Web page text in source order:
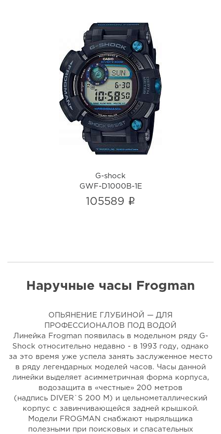
G-shock
GWF-D1000B-1E
i
G-shock
GWF-D1000B-1E
105589 i
Наручные часы Frogman
ОПЬЯНЕНИЕ ГЛУБИНОЙ — ДЛЯ
ПРОФЕССИОНАЛОВ ПОД ВОДОЙ
Линейка Frogman появилась в модельном ряду G-
Shock относительно недавно - в 1993 году, однако
за это время уже успела занять заслуженное место
в ряду легендарных моделей часов. Часы данной
линейки выделяет асимметричная форма корпуса,
водозащита в «честные» 200 метров
(надпись DIVER`S 200 M) и цельнометаллический
корпус с завинчивающейся задней крышкой.
Модели FROGMAN снабжают ныряльщика
полезными при поисковых и спасательных